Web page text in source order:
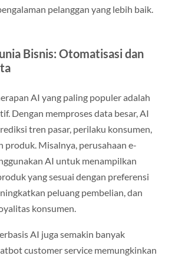
pelanggan yang lebih baik.
Bisnis: Otomatisasi dan
AI yang paling populer adalah
Dengan memproses data besar, AI
tren pasar, perilaku konsumen,
produk. Misalnya, perusahaan e-
AI untuk menampilkan
yang sesuai dengan preferensi
peluang pembelian, dan
konsumen.
AI juga semakin banyak
customer service memungkinkan